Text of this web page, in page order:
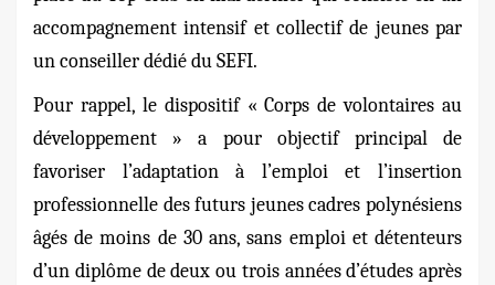
accompagnement intensif et collectif de jeunes par
un conseiller dédié du SEFI.
Pour rappel, le dispositif « Corps de volontaires au
développement » a pour objectif principal de
favoriser l’adaptation à l’emploi et l’insertion
professionnelle des futurs jeunes cadres polynésiens
âgés de moins de 30 ans, sans emploi et détenteurs
d’un diplôme de deux ou trois années d’études après